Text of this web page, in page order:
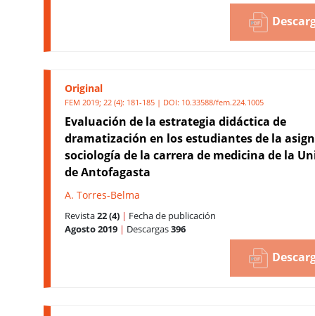
Original
FEM 2019; 22 (4): 181-185 | DOI: 10.33588/fem.224.1005
Evaluación de la estrategia didáctica de
dramatización en los estudiantes de la
sociología de la carrera de medicina de la
de Antofagasta
A. Torres-Belma
Revista22 (4) | Fecha de publicación
Agosto 2019 | Descargas396